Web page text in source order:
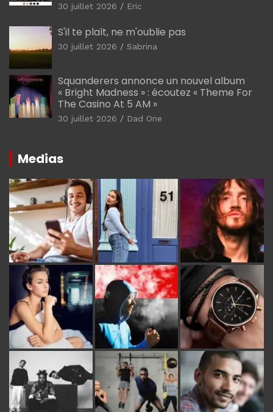
30 juillet 2026 Eric
S'il te plaît, ne m'oublie pas
30 juillet 2026 Sabrina
Squanderers annonce un nouvel album
« Bright Madness » : écoutez « Theme For
The Casino At 5 AM »
30 juillet 2026 Dad One
Medias